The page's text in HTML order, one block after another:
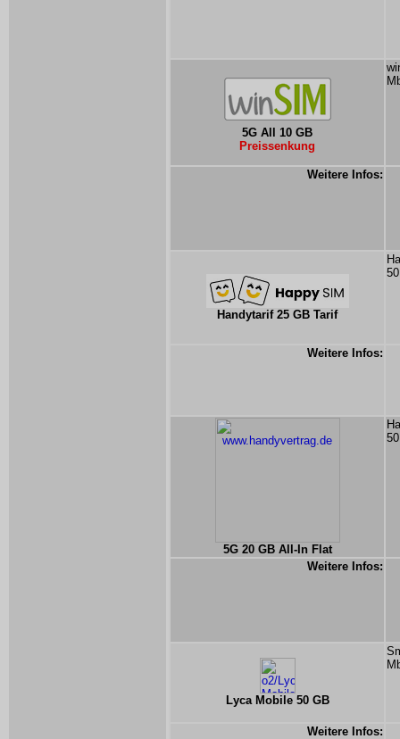
5G All 10 GB
Preissenkung
Weitere Infos:
Handytarif 25 GB Tarif
Weitere Infos:
5G 20 GB All-In Flat
Weitere Infos:
Lyca Mobile 50 GB
Weitere Infos: